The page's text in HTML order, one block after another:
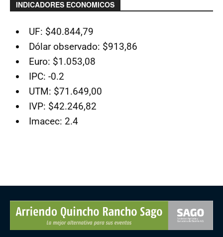
INDICADORES ECONOMICOS
UF: $40.844,79
Dólar observado: $913,86
Euro: $1.053,08
IPC: -0.2
UTM: $71.649,00
IVP: $42.246,82
Imacec: 2.4